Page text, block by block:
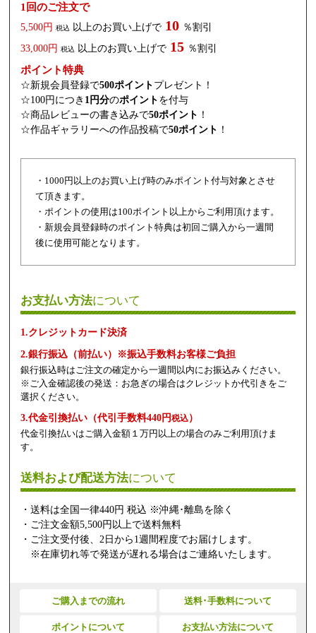
1回のご注文で
5,500円 税込 以上のお買い上げで 10 ％割引
33,000円 税込 以上のお買い上げで 15 ％割引
ポイント特典
☆新規会員登録で500ポイント プレゼント！
☆100円につき 1円分のポイント を付与
☆商品レビューの書き込みで50ポイント ！
☆作品ギャラリーへの作品投稿で50ポイント ！
・1000円以上のお買い上げ時のみポイント付与対象とさせ
て頂きます。
・ポイントの使用は100ポイント以上からご利用頂けます。
・新規会員登録時のポイント特典は初回ご購入から一週間
後に使用可能となります。
お支払い方法について
1.クレジットカード決済
2.銀行振込（前払い）※振込手数料お客様ご負担
銀行振込時はご注文の確定から一週間以内にお振込みください。
※ご入金確認後の発送：お急ぎの場合はクレジットか代引きをご
選択ください。
3.代金引換払い（代引手数料440円税込）
代金引換払いはご購入金額１万円以上の場合のみご利用頂けま
す。
送料および配送方法について
・送料は全国一律440円 税込 ※沖縄･離島を除く
・ご注文金額5,500円以上で送料無料
・ご注文受付後、2日から1週間程度でお届けします。
※在庫切れ等で発送が遅れる場合はご連絡いたします。
ご購入までの流れ 送料･手数料について
ポイントについて お支払い方法について